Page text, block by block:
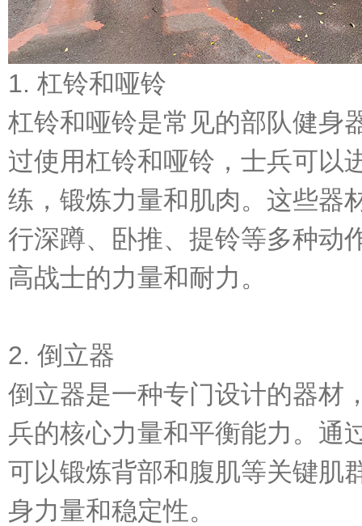
1. 杠铃和哑铃
杠铃和哑铃是常见的部队健身
过使用杠铃和哑铃，士兵可以
练，锻炼力量和肌肉。这些器
行深蹲、卧推、提铃等多种动
高战士的力量和耐力。
2. 倒立器
倒立器是一种专门设计的器材
兵的核心力量和平衡能力。通
可以锻炼背部和腹肌等关键肌
身力量和稳定性。